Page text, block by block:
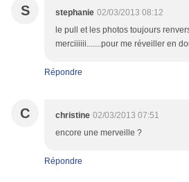
S stephanie 02/03/2013 08:12
le pull et les photos toujours
merciiiiii.......pour me réveiller en
Répondre
C christine 02/03/2013 07:51
encore une merveille ?
Répondre